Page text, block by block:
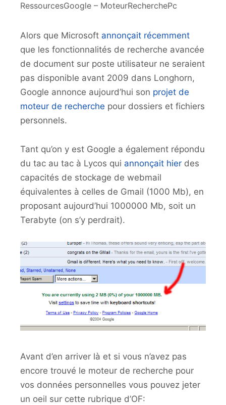
RessourcesGoogle – MoteurRecherchePc
Alors que Microsoft annonçait récemment
que les fonctionnalités de recherche avancée
de document sur poste utilisateur ne seraient
pas disponible avant 2009 dans Longhorn,
Google annonce aujourd’hui son projet de
moteur de recherche pour dossiers et fichiers
personnels.
Tant qu’on y est Google a également répondu
du tac au tac à Lycos qui annonçait hier des
capacités de stockage de webmail
équivalentes à celles de Gmail (1000 Mb), en
proposant aujourd’hui 1000000 Mb, soit un
Terabyte (on s’y perdrait).
Avant d’en arriver là et si vous n’avez pas
encore trouvé le moteur de recherche pour
vos données personnelles vous pouvez jeter
un oeil sur cette rubrique d’OF: